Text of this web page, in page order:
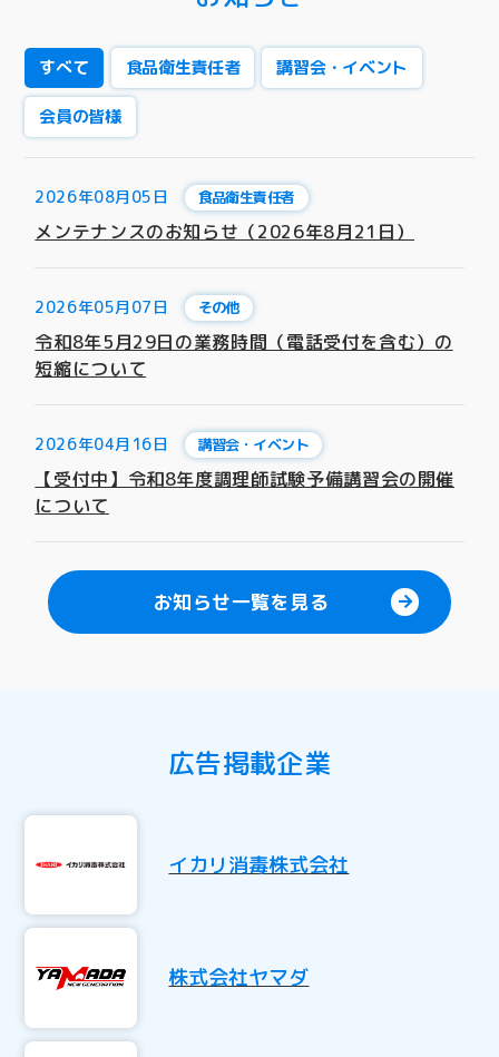
すべて 食品衛生責任者 講習会・イベント
会員の皆様
2026年08月05日 食品衛生責任者
メンテナンスのお知らせ（2026年8月21日）
2026年05月07日 その他
令和8年5月29日の業務時間（電話受付を含む）の
短縮について
2026年04月16日 講習会・イベント
【受付中】令和8年度調理師試験予備講習会の開催
について
お知らせ一覧を見る
広告掲載企業
イカリ消毒株式会社
株式会社ヤマダ